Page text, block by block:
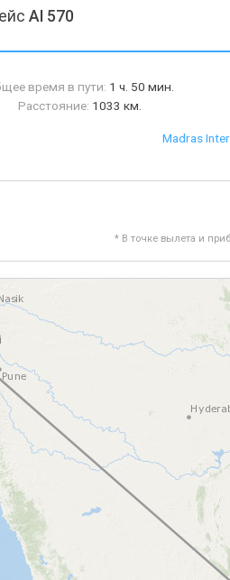
AI 570
время в пути: 1 ч. 50 мин.
Расстояние: 1033 км.
Madras
* В точке вылета и